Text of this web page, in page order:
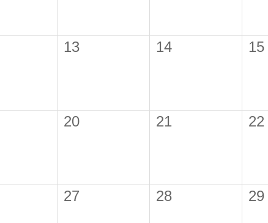
13 14 15
20 21 22
27 28 29